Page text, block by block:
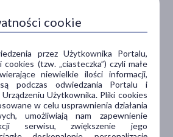
leku
i młodzieży
12 roku życia.
obsługa maszyn
do dwóch godzin przed prowadzeniem
cookie
przez Użytkownika Portalu,
(tzw. „ciasteczka”) czyli małe
niewielkie ilości informacji,
podczas odwiedzania Portalu i
Użytkownika. Pliki cookies
w celu usprawnienia działania
umożliwiają nam zapewnienie
serwisu, zwiększenie jego